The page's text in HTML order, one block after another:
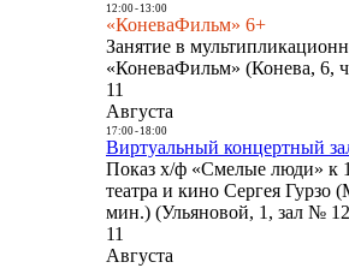
12:00- 13:00
«КоневаФильм» 6+
Занятие в
«КоневаФильм» (Конева, 6,
11
Августа
17:00- 18:00
Виртуальный концертный
Показ х/ф «Смелые люди» к
театра и кино Сергея Гурзо
мин.) (Ульяновой, 1, зал №
11
Августа